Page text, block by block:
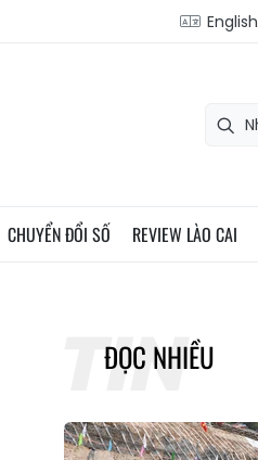
English
CHUYỂN ĐỔI SỐ REVIEW LÀO CAI
ĐỌC NHIỀU